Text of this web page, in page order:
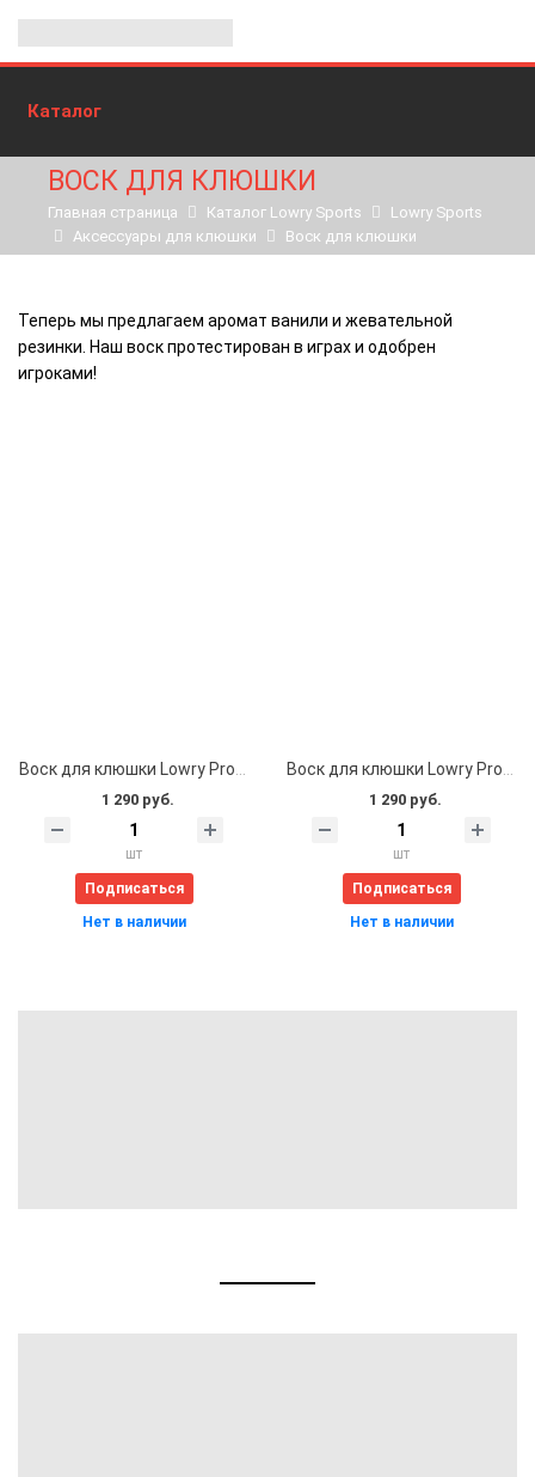
Каталог
ВОСК ДЛЯ КЛЮШКИ
Главная страница Каталог Lowry Sports
Lowry Sports
Аксессуары для клюшки
Воск для клюшки
Теперь мы предлагаем аромат ванили и жевательной
резинки. Наш воск протестирован в играх и одобрен
игроками!
1 290 руб.
шт
Подписаться
Нет в наличии
1 290 руб.
шт
Подписаться
Нет в наличии